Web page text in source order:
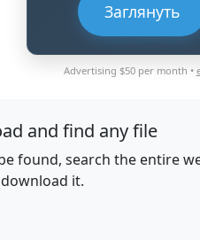
Заглянуть
Advertising $50 per month •
and find any file
found, search the entire
it.